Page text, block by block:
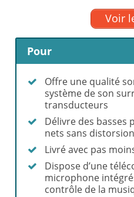
Voir
Pour
Offre une qualité
système de son
transducteurs
Délivre des basses
nets sans distorsion
Livré avec pas
Dispose d’une
microphone
contrôle de la